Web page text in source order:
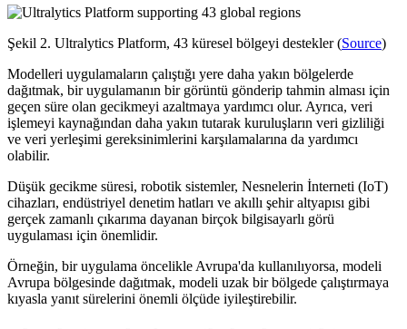
Şekil 2. Ultralytics Platform, 43 küresel bölgeyi destekler (Source)
Modelleri uygulamaların çalıştığı yere daha yakın bölgelerde
dağıtmak, bir uygulamanın bir görüntü gönderip tahmin alması için
geçen süre olan gecikmeyi azaltmaya yardımcı olur. Ayrıca, veri
işlemeyi kaynağından daha yakın tutarak kuruluşların veri gizliliği
ve veri yerleşimi gereksinimlerini karşılamalarına da yardımcı
olabilir.
Düşük gecikme süresi, robotik sistemler, Nesnelerin İnterneti (IoT)
cihazları, endüstriyel denetim hatları ve akıllı şehir altyapısı gibi
gerçek zamanlı çıkarıma dayanan birçok bilgisayarlı görü
uygulaması için önemlidir.
Örneğin, bir uygulama öncelikle Avrupa'da kullanılıyorsa, modeli
Avrupa bölgesinde dağıtmak, modeli uzak bir bölgede çalıştırmaya
kıyasla yanıt sürelerini önemli ölçüde iyileştirebilir.